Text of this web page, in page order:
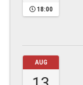
18:00
AUG